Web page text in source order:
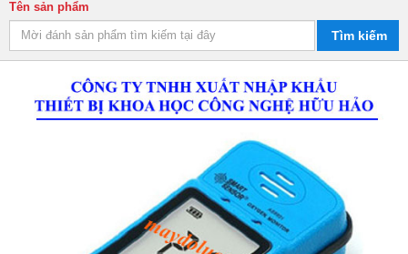
Tên sản phẩm
Tìm kiếm